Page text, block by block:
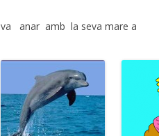
va anar amb la seva mare a